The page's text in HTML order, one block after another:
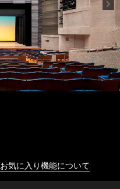
お気に入り機能について